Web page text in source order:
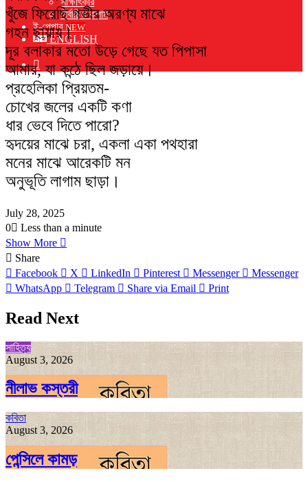
নির্বাচিত কলাম
ই-পেপার NEW
ENGLISH
Switch
skin
খুঁজে ফিরেছি গভীর অরণ্য মাঝে
গহন ছায়ায়।
দূর বলাকার মতো উড়ে গেছে যত পিপাসা
আমার, যা কন্ঠে ছিল জড়ায়ে।
প্রহেলিকা প্রিয়তম-
চোখের জলের একটি কণা
ধার ভেবে দিতে পারো?
হৃদয়ের মাঝে চরা, একলা একা পথহারা
মনের মাঝে আরেকটি মন
অনুভূতি লাগাম ছাড়া।
July 28, 2025
0
Less than a minute
Show More
Share
Facebook
X LinkedIn Pinterest Messenger
Messenger
WhatsApp
Telegram Share via Email Print
Read Next
সাহিত্য
August 3, 2026
নীলাভ কস্তরী
কবিতা
August 3, 2026
পেন্সিলে কামড়